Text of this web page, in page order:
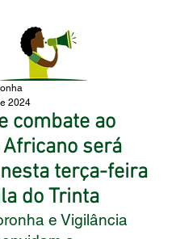
combate ao
será
terça-feira
do Trinta
2024
e Vigilância